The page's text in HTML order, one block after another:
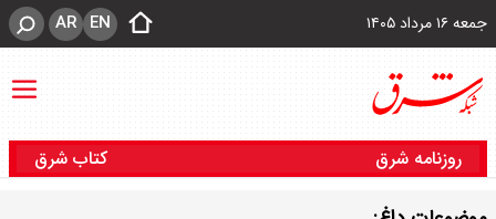
جمعه ۱۶ مرداد ۱۴۰۵ EN
AR
روزنامه شرق کتاب شرق